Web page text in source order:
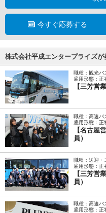
今すぐ応募する
株式会社平成エンタープライズが
職種：観光バ
雇用形態：正
【三芳営
職種：高速バ
雇用形態：正
【名古屋
員）
職種：送迎・
雇用形態：正
【三芳営
員）
職種：高速バ
雇用形態：正